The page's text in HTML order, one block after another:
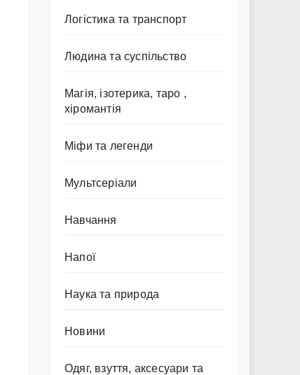
Логістика та транспорт
Людина та суспільство
Магія, ізотерика, таро ,
хіромантія
Міфи та легенди
Мультсеріали
Навчання
Напої
Наука та природа
Новини
Одяг, взуття, аксесуари та